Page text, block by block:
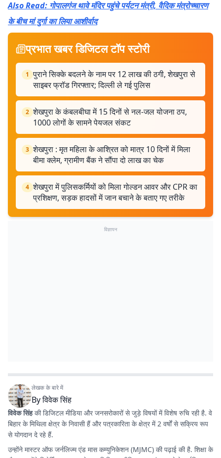
Also Read: गोपालगंज थावे मंदिर पहुंचे पर्यटन मंत्री, वैदिक मंत्रोच्चारण
के बीच मां दुर्गा का लिया आशीर्वाद
प्रभात खबर डिजिटल टॉप स्टोरी
1 पुराने सिक्के बदलने के नाम पर 12 लाख की ठगी, शेखपुरा से
साइबर फ्रॉड गिरफ्तार; दिल्ली ले गई पुलिस
2 शेखपुरा के कंबलबीघा में 15 दिनों से नल-जल योजना ठप,
1000 लोगों के सामने पेयजल संकट
3 शेखपुरा : मृत महिला के आश्रित को मात्र 10 दिनों में मिला
बीमा क्लेम, ग्रामीण बैंक ने सौंपा दो लाख का चेक
4 शेखपुरा में पुलिसकर्मियों को मिला गोल्डन आवर और CPR का
प्रशिक्षण, सड़क हादसों में जान बचाने के बताए गए तरीके
विज्ञापन
लेखक के बारे में
Byविवेक सिंह
विवेक सिंहकी डिजिटल मीडिया और जनसरोकारों से जुड़े विषयों में विशेष रुचि रही है. वे
बिहार के मिथिला क्षेत्र के निवासी हैं और पत्रकारिता के क्षेत्र में 2 वर्षों से सक्रिय रूप
से योगदान दे रहे हैं.
उन्होंने मास्टर ऑफ जर्नलिज्म एंड मास कम्युनिकेशन (MJMC) की पढ़ाई की है. शिक्षा के